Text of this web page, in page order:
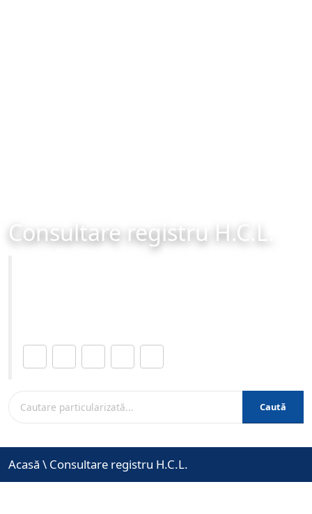
Consultare registru H.C.L.
Caută
Acasă \ Consultare registru H.C.L.